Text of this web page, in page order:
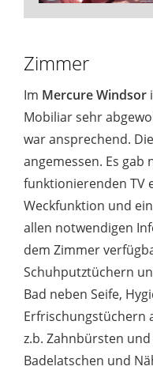
Zimmer
Im Mercure Windsor
Mobiliar sehr
war ansprechend.
angemessen. Es gab
funktionierenden TV
Weckfunktion und
allen notwendigen
dem Zimmer
Schuhputztüchern
Bad neben Seife,
Erfrischungstüchern
z.b. Zahnbürsten
Badelatschen und